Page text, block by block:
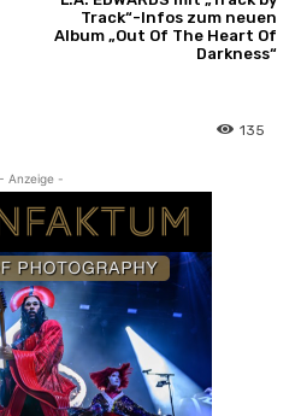
Track“-Infos zum neuen
Album „Out Of The Heart Of
Darkness“
135
- Anzeige -